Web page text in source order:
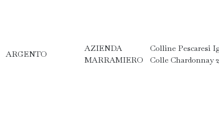
ARGENTO
AZIENDA
MARRAMIERO
Colline Pescaresi
Colle Chardonnay